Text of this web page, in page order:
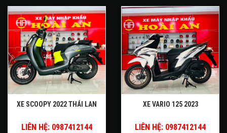
XE SCOOPY 2022 THÁI LAN
LIÊN HỆ: 0987412144
XE VARIO 125 2023
LIÊN HỆ: 0987412144